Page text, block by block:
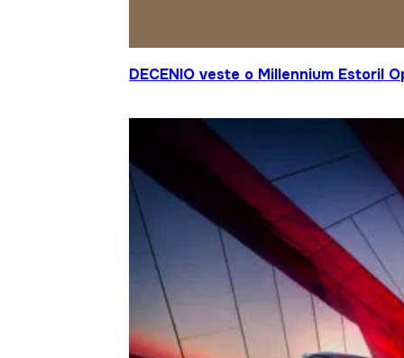
DECENIO veste o Millennium Estoril